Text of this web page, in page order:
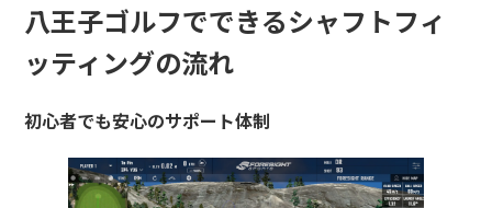
八王子ゴルフでできるシャフトフィ
ッティングの流れ
初心者でも安心のサポート体制